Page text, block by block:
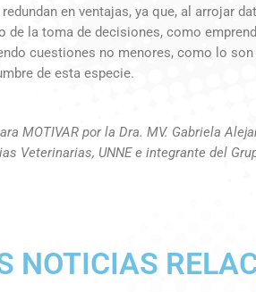
redundan en ventajas, ya que, al arrojar
de la toma de decisiones, como
cuestiones no menores, como lo
de esta especie.
MOTIVAR por la Dra. MV. Gabriela
Veterinarias, UNNE e integrante del
NOTICIAS